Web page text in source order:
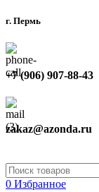
г. Пермь
+7 (906) 907-88-43
zakaz@azonda.ru
0 Избранное